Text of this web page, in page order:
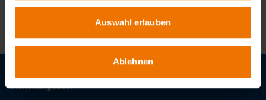
Auswahl erlauben
Ablehnen
E-Mail:elze@dvs-bielefeld.de
Stellenangebote